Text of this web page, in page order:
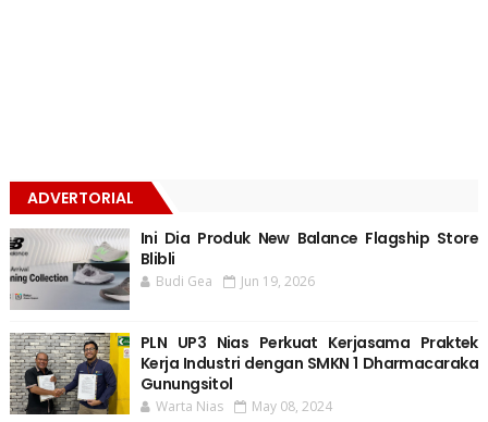
ADVERTORIAL
Ini Dia Produk New Balance Flagship Store
Blibli
Budi Gea Jun 19, 2026
PLN UP3 Nias Perkuat Kerjasama Praktek
Kerja Industri dengan SMKN 1 Dharmacaraka
Gunungsitol
Warta Nias May 08, 2024